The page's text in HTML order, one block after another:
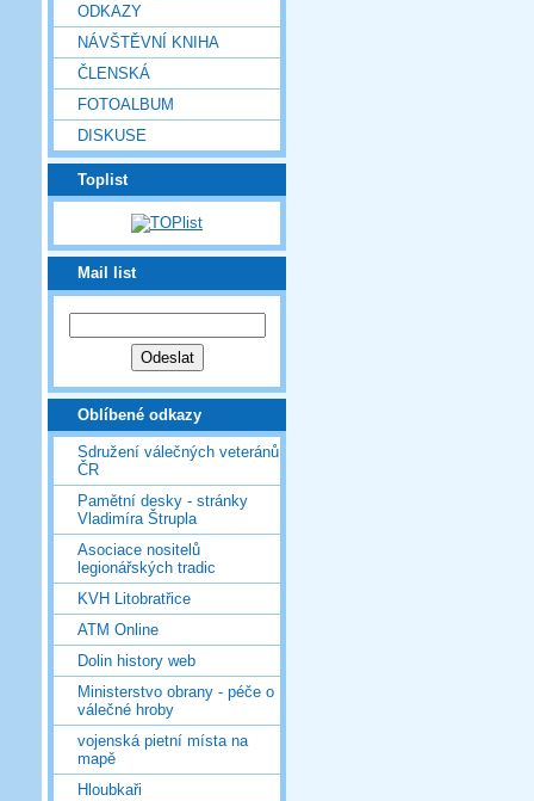
ODKAZY
NÁVŠTĚVNÍ KNIHA
ČLENSKÁ
FOTOALBUM
DISKUSE
Toplist
Mail list
Oblíbené odkazy
Sdružení válečných veteránů
ČR
Pamětní desky - stránky
Vladimíra Štrupla
Asociace nositelů
legionářských tradic
KVH Litobratřice
ATM Online
Dolin history web
Ministerstvo obrany - péče o
válečné hroby
vojenská pietní místa na
mapě
Hloubkaři